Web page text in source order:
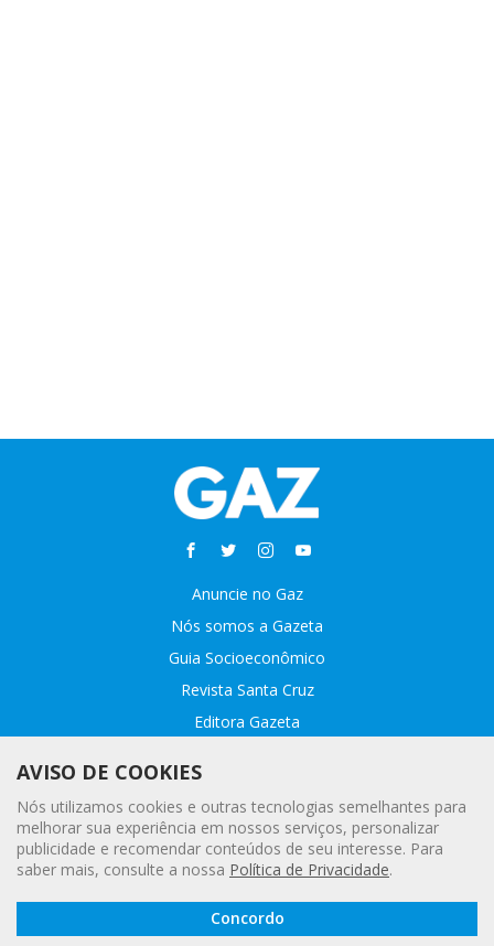
Leia a
Digital
Anuncie no Gaz
Nós somos a Gazeta
Guia Socioeconômico
Revista Santa Cruz
Editora Gazeta
Fale conosco
Webmail
Assinatura Premiada
Política Geral de Privacidade e Proteção
de Dados Pessoais
AVISO DE COOKIES
Nós utilizamos cookies e outras tecnologias semelhantes para
melhorar sua experiência em nossos serviços, personalizar
publicidade e recomendar conteúdos de seu interesse. Para
saber mais, consulte a nossa Política de Privacidade.
Concordo